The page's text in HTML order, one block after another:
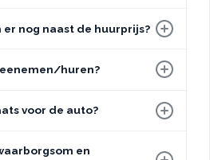
er nog naast de huurprijs?
huren?
voor de auto?
en